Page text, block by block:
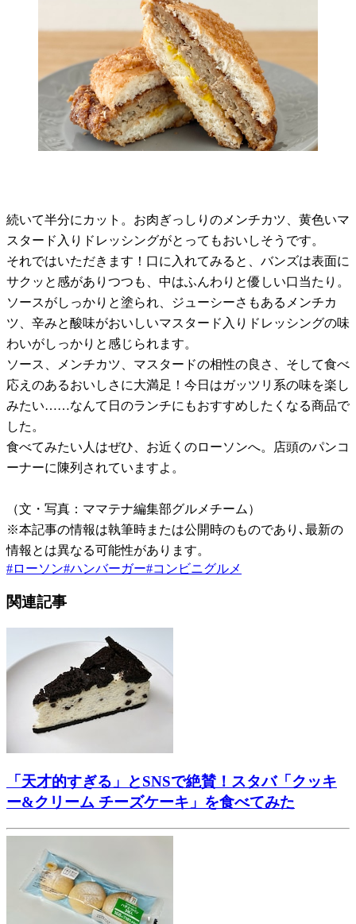
続いて半分にカット。お肉ぎっしりのメンチカツ、黄色いマ
スタード入りドレッシングがとってもおいしそうです。
それではいただきます！口に入れてみると、バンズは表面に
サクッと感がありつつも、中はふんわりと優しい口当たり。
ソースがしっかりと塗られ、ジューシーさもあるメンチカ
ツ、辛みと酸味がおいしいマスタード入りドレッシングの味
わいがしっかりと感じられます。
ソース、メンチカツ、マスタードの相性の良さ、そして食べ
応えのあるおいしさに大満足！今日はガッツリ系の味を楽し
みたい……なんて日のランチにもおすすめしたくなる商品で
した。
食べてみたい人はぜひ、お近くのローソンへ。店頭のパンコ
ーナーに陳列されていますよ。
（文・写真：ママテナ編集部グルメチーム）
※本記事の情報は執筆時または公開時のものであり､最新の
情報とは異なる可能性があります。
#ローソン#ハンバーガー#コンビニグルメ
関連記事
「天才的すぎる」とSNSで絶賛！スタバ「クッキ
ー&クリーム チーズケーキ」を食べてみた